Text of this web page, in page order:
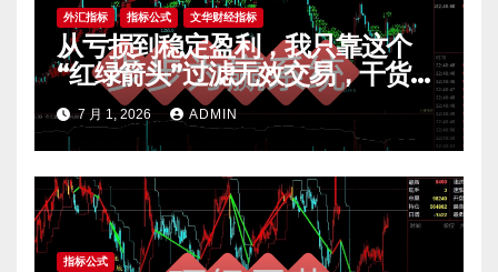
外汇指标 指标公式 文华财经指标
从亏损到稳定盈利，我只靠这个
“红绿箭头”过滤无效交易，干货全
公开 mt4指标
7 月 1, 2026 ADMIN
指标公式